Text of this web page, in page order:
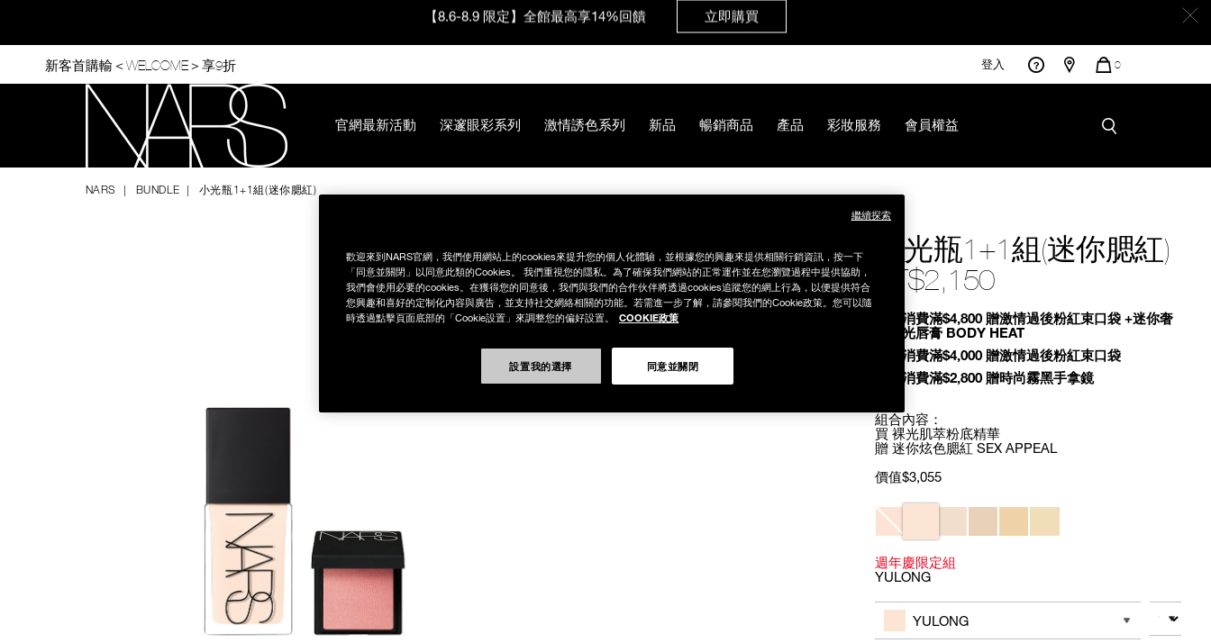
content
【8.6-8.9 限定】全館最高享14%回饋 立即購買
【8/3-8/10限定】限時輸碼贈迷你腮紅露 立即購買
新客首購輸＜WELCOME＞享9折 登入
您
0
官網最新活動 深邃眼彩系列 激情誘色系列 新品 暢銷商品 產品 彩妝服務 會員權益
NARS BUNDLE 小光瓶1+1組(迷你腮紅)
/zh/%E5%B0%8F%E5%85%89%E7%93%B61%2B1%E7%B5%84%28%E8%BF%B7%E4%BD%A0%E8%85%AE%E7%B4%85%29/NB000001853.html
小光瓶1+1組(迷你腮紅)
NT$2,150
Promotions
全館消費滿$4,800 贈激情過後粉紅束口袋 +迷你奢
慾緞光唇膏 BODY HEAT
全館消費滿$4,000 贈激情過後粉紅束口袋
全館消費滿$2,800 贈時尚霧黑手拿鏡
組合內容：
買 裸光肌萃粉底精華
贈 迷你炫色腮紅 SEX APPEAL
價值$3,055
Variations
週年慶限定組
YULONG
to
options
Actions
其他色系
YULONG
數量
歡迎來到NARS官網，我們使用網站上的cookies來提升您的個人化體驗，並根據您的興趣來提供相關行銷資訊，按一下
「同意並關閉」以同意此類的Cookies。 我們重視您的隱私。為了確保我們網站的正常運作並在您瀏覽過程中提供協助，
我們會使用必要的cookies。在獲得您的同意後，我們與我們的合作伙伴將透過cookies追蹤您的網上行為，以便提供符合
您興趣和喜好的定制化內容與廣告，並支持社交網絡相關的功能。若需進一步了解，請參閱我們的Cookie政策。您可以隨
時透過點擊頁面底部的「Cookie設置」來調整您的偏好設置。
COOKIE政策
設置我的選擇 同意並關閉
繼續探索